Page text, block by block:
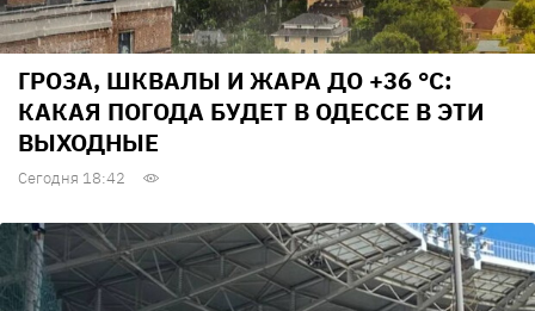
ГРОЗА, ШКВАЛЫ И ЖАРА ДО +36 °С:
КАКАЯ ПОГОДА БУДЕТ В ОДЕССЕ В ЭТИ
ВЫХОДНЫЕ
Сегодня 18:42